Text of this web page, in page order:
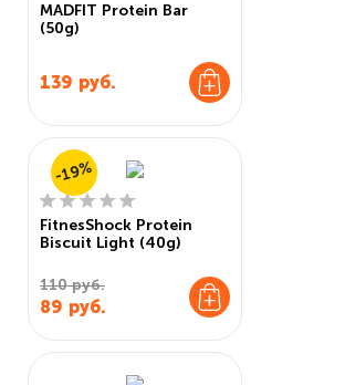
MADFIT Protein Bar
(50g)
139 руб.
FitnesShock Protein
Biscuit Light (40g)
110 руб.
89 руб.
-19%